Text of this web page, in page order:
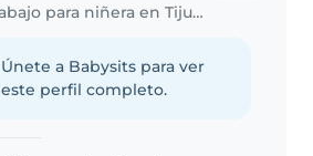
Trabajo para niñera en Tijuana
Únete a Babysits para ver
este perfil completo.